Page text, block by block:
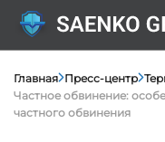
Главная Пресс-центр
Частное обвинение:
частного обвинения